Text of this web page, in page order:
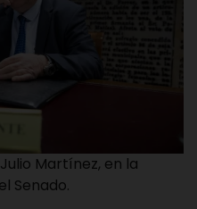
Martínez, en la
Senado.